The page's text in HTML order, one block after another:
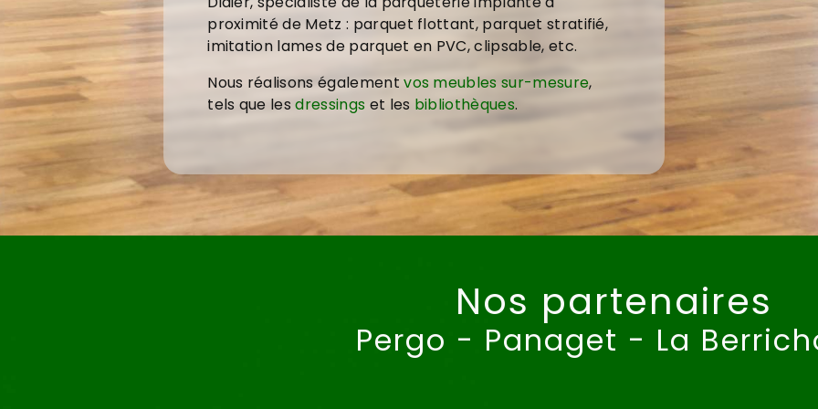
proximité de Metz : parquet flottant, parquet stratifié,
imitation lames de parquet en PVC, clipsable, etc.
Nous réalisons égalementvos meubles sur-mesure,
tels que lesdressings et les bibliothèques.
Nos partenaires
Pergo - Panaget - La